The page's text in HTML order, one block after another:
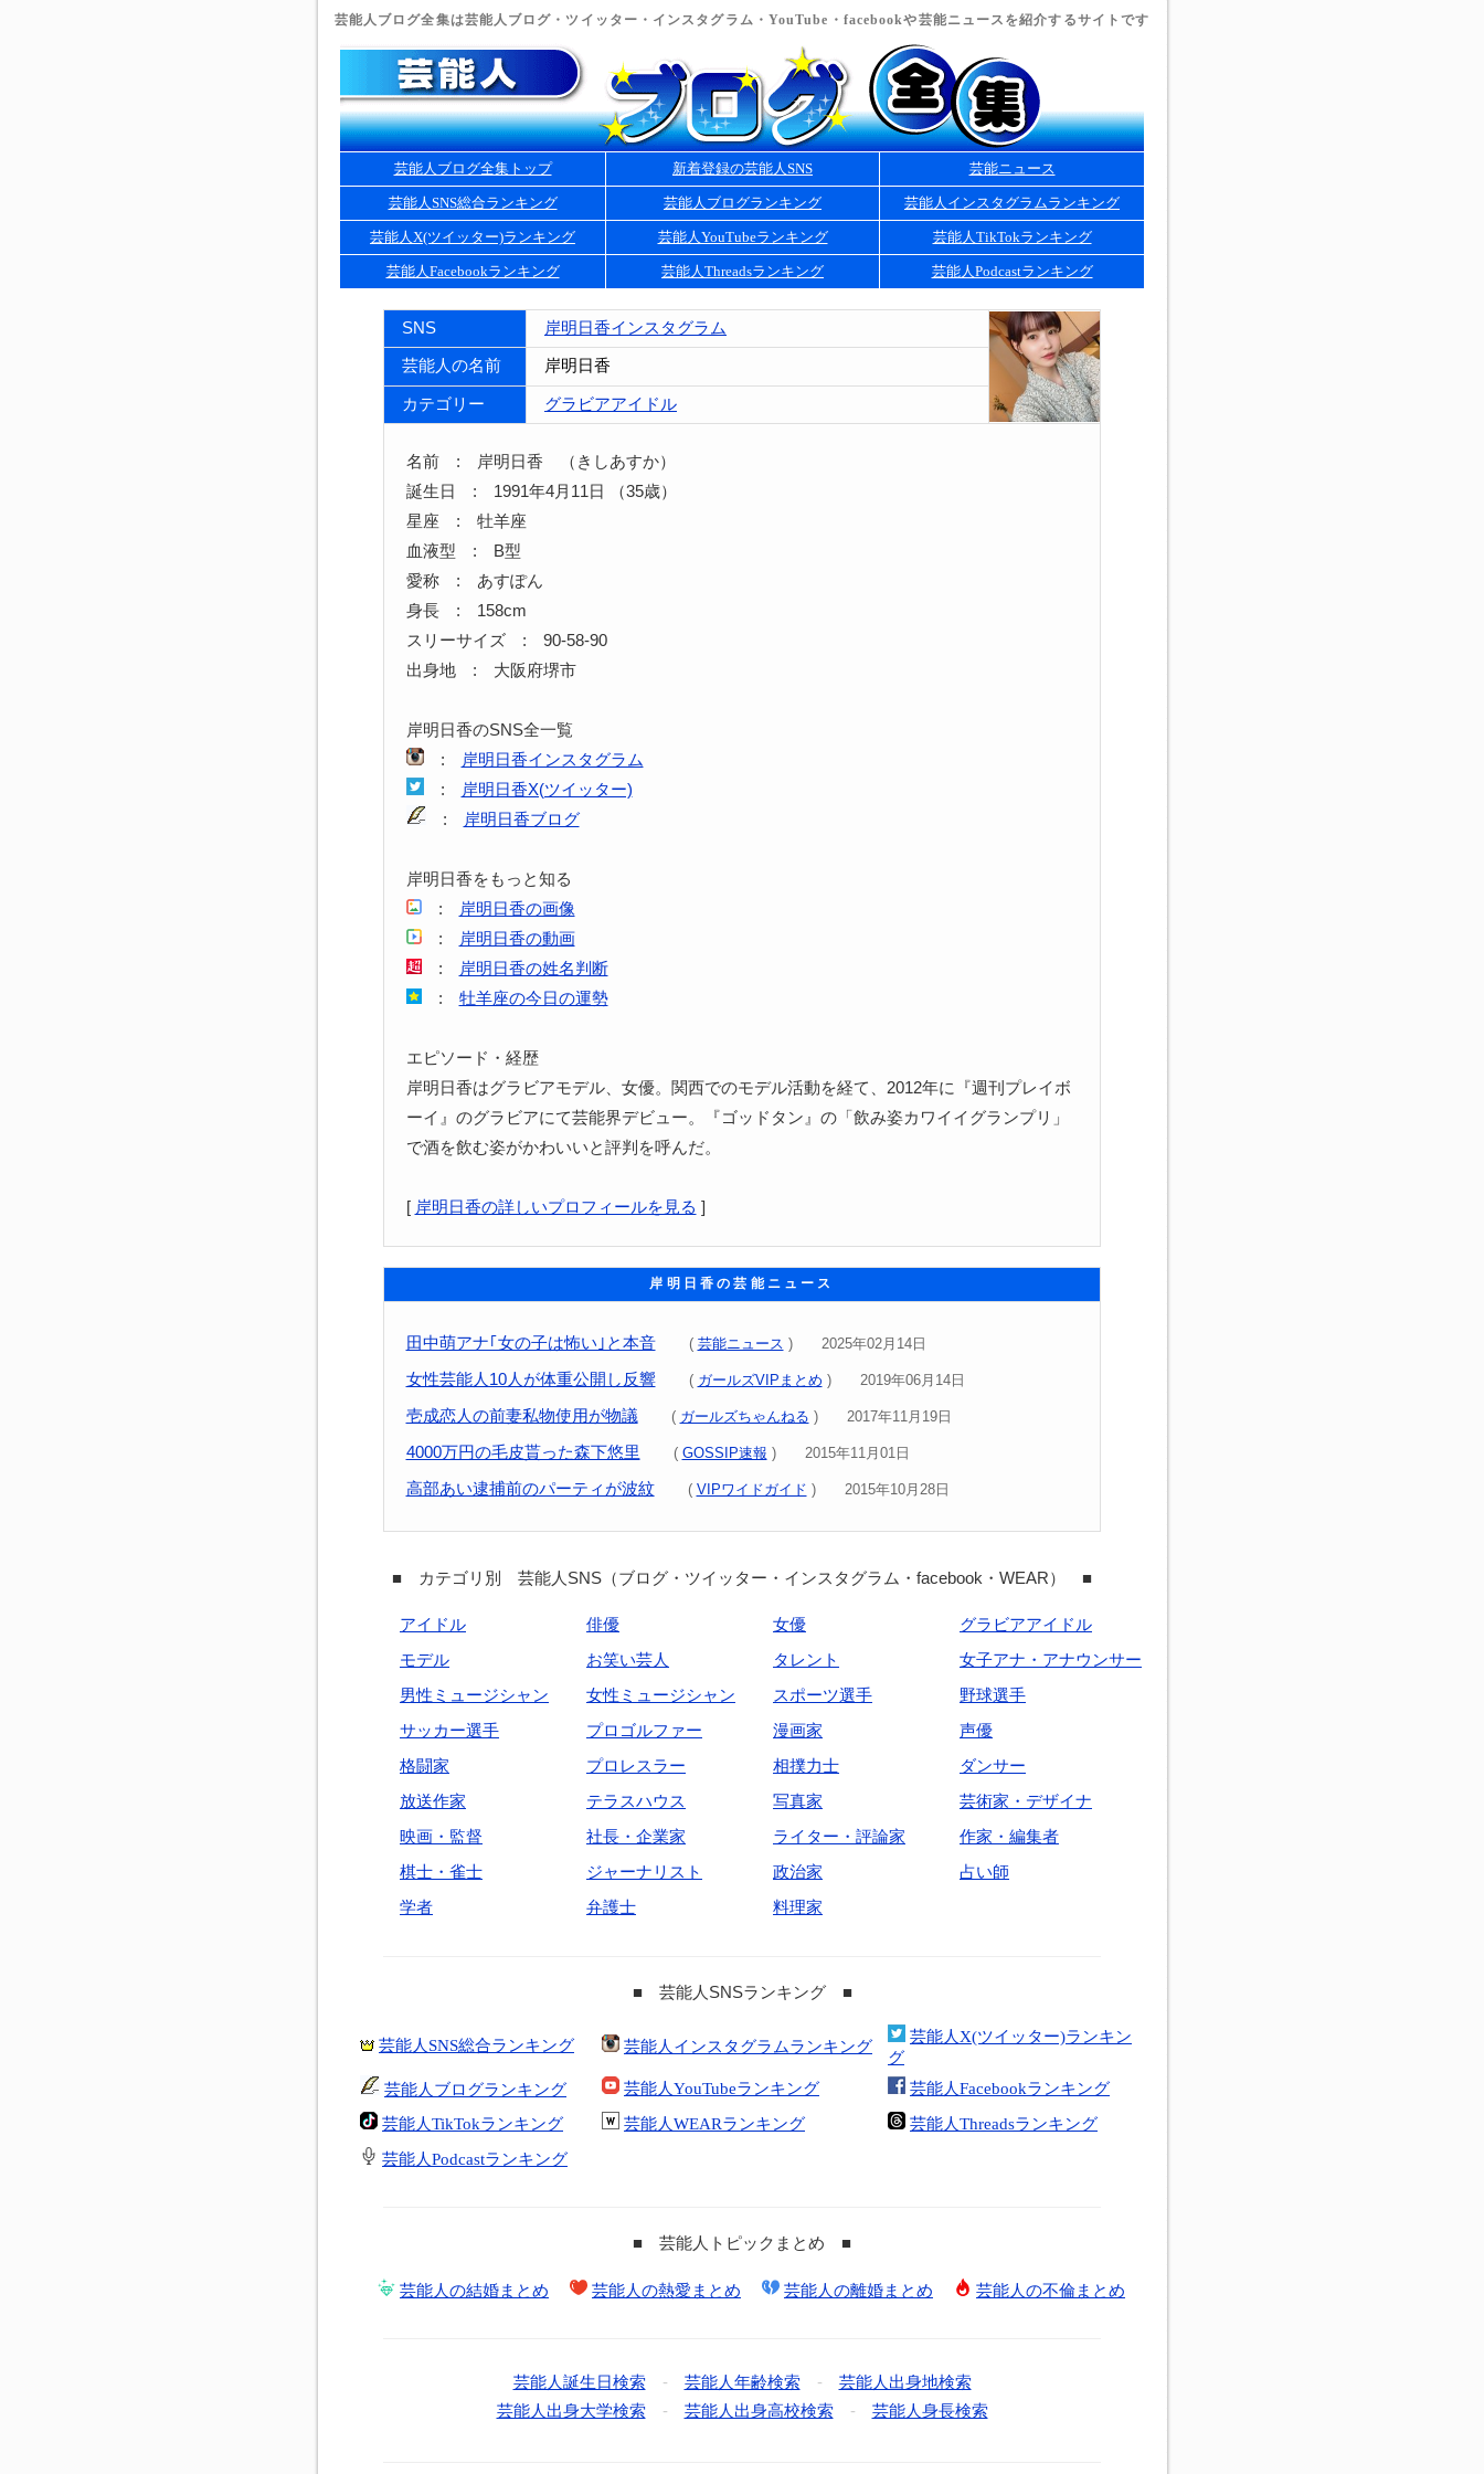
芸能人ブログ全集は芸能人ブログ・ツイッター・インスタグラム・YouTube・facebookや芸能ニュースを紹介するサイトです
芸能人ブログ全集トップ 新着登録の芸能人SNS 芸能ニュース
芸能人SNS総合ランキング 芸能人ブログランキング 芸能人インスタグラムランキング
芸能人X(ツイッター)ランキング 芸能人YouTubeランキング 芸能人TikTokランキング
芸能人Facebookランキング 芸能人Threadsランキング 芸能人Podcastランキング
SNS 岸明日香インスタグラム
芸能人の名前 岸明日香
カテゴリー グラビアアイドル
名前 : 岸明日香 （きしあすか）
誕生日 : 1991年4月11日 （35歳）
星座 : 牡羊座
血液型 : B型
愛称 : あすぽん
身長 : 158cm
スリーサイズ : 90-58-90
出身地 : 大阪府堺市
岸明日香のSNS全一覧
:
岸明日香インスタグラム
:
岸明日香X(ツイッター)
:
岸明日香ブログ
岸明日香をもっと知る
:
岸明日香の画像
:
岸明日香の動画
:
岸明日香の姓名判断
: 牡羊座の今日の運勢
エピソード・経歴
岸明日香はグラビアモデル、女優。関西でのモデル活動を経て、2012年に『週刊プレイボ
ーイ』のグラビアにて芸能界デビュー。『ゴッドタン』の「飲み姿カワイイグランプリ」
で酒を飲む姿がかわいいと評判を呼んだ。
[ 岸明日香の詳しいプロフィールを見る ]
岸明日香の芸能ニュース
田中萌アナ｢女の子は怖い｣と本音 ( 芸能ニュース ) 2025年02月14日
女性芸能人10人が体重公開し反響 ( ガールズVIPまとめ ) 2019年06月14日
壱成恋人の前妻私物使用が物議 ( ガールズちゃんねる ) 2017年11月19日
4000万円の毛皮貰った森下悠里 ( GOSSIP速報 ) 2015年11月01日
高部あい逮捕前のパーティが波紋 ( VIPワイドガイド ) 2015年10月28日
■ カテゴリ別 芸能人SNS（ブログ・ツイッター・インスタグラム・facebook・WEAR） ■
アイドル 俳優 女優
グラビアアイドル
モデル
お笑い芸人 タレント
女子アナ・アナウンサー
男性ミュージシャン
女性ミュージシャン スポーツ選手
野球選手
サッカー選手
プロゴルファー 漫画家
声優
格闘家
プロレスラー 相撲力士
ダンサー
放送作家
テラスハウス 写真家
芸術家・デザイナ
映画・監督
社長・企業家 ライター・評論家
作家・編集者
棋士・雀士
ジャーナリスト 政治家
占い師
学者
弁護士 料理家
■ 芸能人SNSランキング ■
芸能人SNS総合ランキング 芸能人インスタグラムランキング
芸能人X(ツイッター)ランキン
グ
芸能人ブログランキング
芸能人YouTubeランキング
芸能人Facebookランキング
芸能人TikTokランキング
芸能人WEARランキング
芸能人Threadsランキング
芸能人Podcastランキング
■ 芸能人トピックまとめ ■
芸能人の結婚まとめ 芸能人の熱愛まとめ 芸能人の離婚まとめ 芸能人の不倫まとめ
芸能人誕生日検索 - 芸能人年齢検索 -
芸能人出身地検索
芸能人出身大学検索
- 芸能人出身高校検索 - 芸能人身長検索